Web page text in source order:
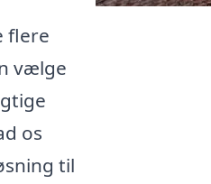
flere
vælge
os
til